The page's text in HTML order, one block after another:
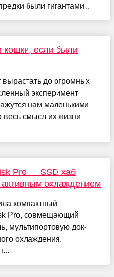
были гигантами...
кошки, если были
вырастать до огромных
эксперимент
нам маленькими
весь смысл их жизни
Pro — SSD-хаб
активным охлаждением
компактный
Pro, совмещающий
мультипортовую док-
охлаждения.